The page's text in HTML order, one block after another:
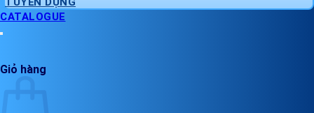
CATALOGUE
Giỏ hàng